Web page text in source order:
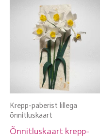
Krepp-paberist lillega
õnnitluskaart
Õnnitluskaart krepp-